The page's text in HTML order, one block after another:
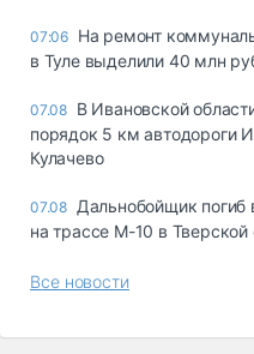
07:06 На ремонт
в Туле выделили 40 млн
07.08 В Ивановской
порядок 5 км автодороги
Кулачево
07.08 Дальнобойщик
на трассе М-10 в Тверской
Все новости